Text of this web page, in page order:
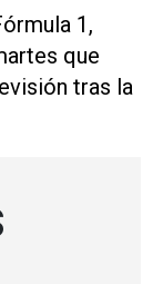
1,
que
tras la